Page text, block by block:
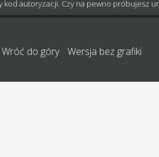
kod autoryzacji. Czy na pewno próbujesz
Wróć do góry Wersja bez grafiki